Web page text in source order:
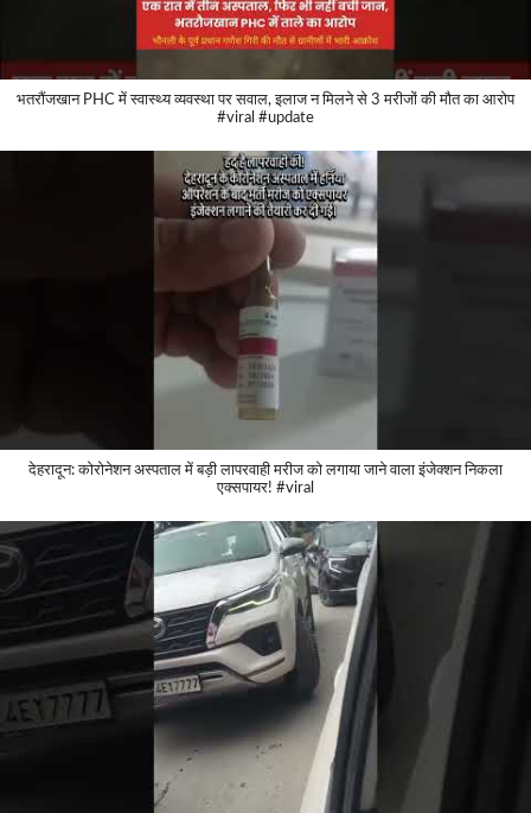
भतरौंजखान PHC में स्वास्थ्य व्यवस्था पर सवाल, इलाज न मिलने से 3 मरीजों की मौत का आरोप
#viral #update
देहरादून: कोरोनेशन अस्पताल में बड़ी लापरवाही मरीज को लगाया जाने वाला इंजेक्शन निकला
एक्सपायर! #viral